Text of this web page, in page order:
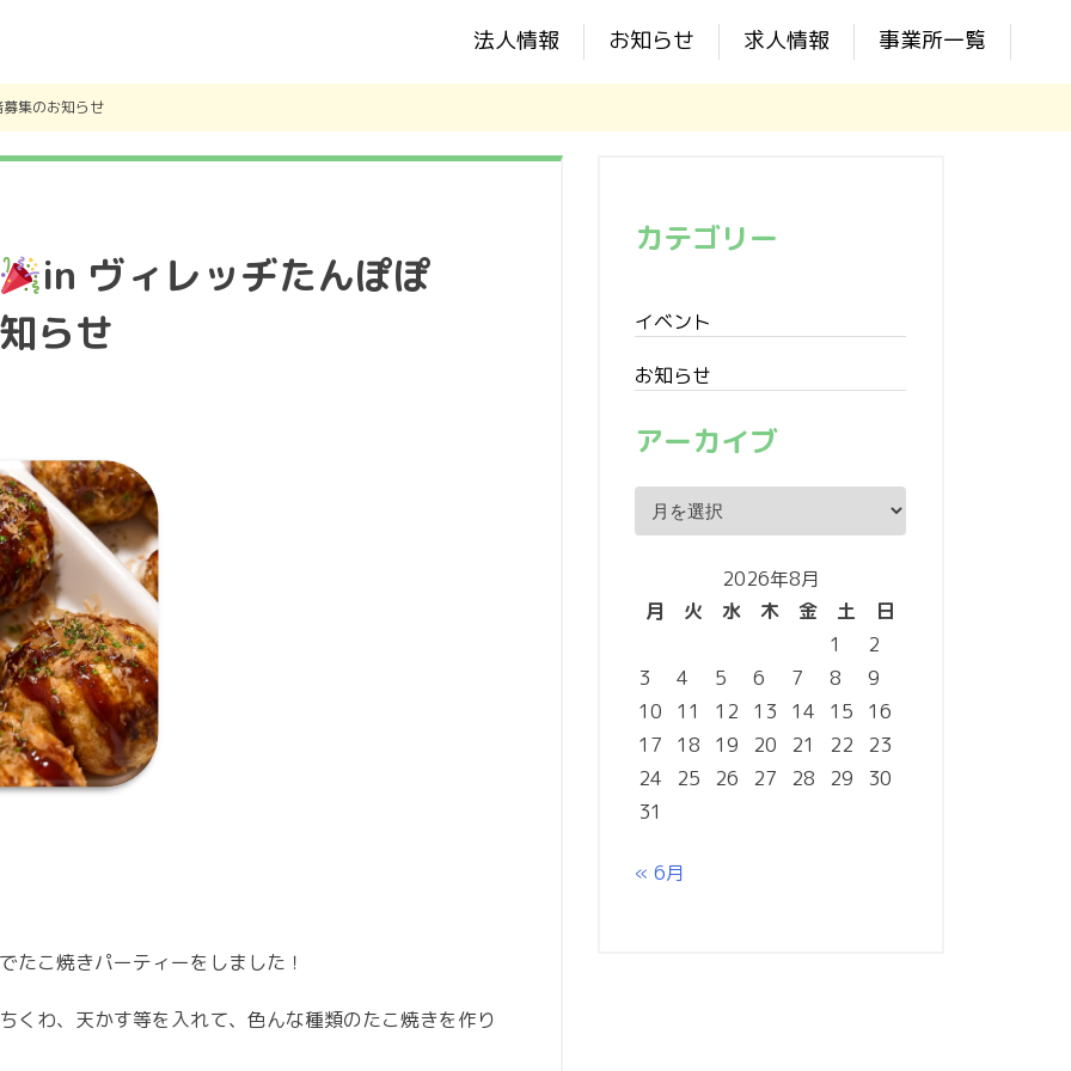
法人情報 お知らせ 求人情報 事業所一覧
集のお知らせ
in ヴィレッヂたんぽぽ
らせ
たこ焼きパーティーをしました！
くわ、天かす等を入れて、色んな種類のたこ焼きを作り
カテゴリー
イベント
お知らせ
アーカイブ
ー
ブ
2026年8月
月
火 水 木 金 土
日
1
2
3
4 5 6 7 8
9
10
11 12 13 14 15
16
17
18 19 20 21 22
23
24
25 26 27 28 29
30
31
« 6月